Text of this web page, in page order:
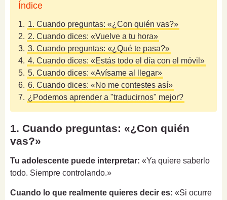
Índice
1. 1. Cuando preguntas: «¿Con quién vas?»
2. 2. Cuando dices: «Vuelve a tu hora»
3. 3. Cuando preguntas: «¿Qué te pasa?»
4. 4. Cuando dices: «Estás todo el día con el móvil»
5. 5. Cuando dices: «Avísame al llegar»
6. 6. Cuando dices: «No me contestes así»
7. ¿Podemos aprender a "traducirnos" mejor?
1. Cuando preguntas: «¿Con quién
vas?»
Tu adolescente puede interpretar: «Ya quiere saberlo
todo. Siempre controlando.»
Cuando lo que realmente quieres decir es: «Si ocurre